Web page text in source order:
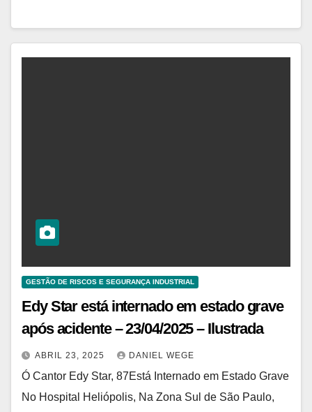
GESTÃO DE RISCOS E SEGURANÇA INDUSTRIAL
Edy Star está internado em estado grave
após acidente – 23/04/2025 – Ilustrada
ABRIL 23, 2025 DANIEL WEGE
Ó Cantor Edy Star, 87Está Internado em Estado Grave
No Hospital Heliópolis, Na Zona Sul de São Paulo,